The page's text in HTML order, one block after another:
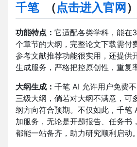
千笔（点击进入官网 ）
功能特点： 它适配各类学科，能在
个章节的大纲，完整论文下载需付
参考文献推荐功能很实用，还提供
生成服务，严格把控原创性，重复
大纲生成： 千笔 AI 允许用户免费
三级大纲，倘若对大纲不满意，可
纲方向符合预期。不仅如此，千笔
加服务，无论是开题报告、任务书
都能一站备齐，助力研究顺利启动。​